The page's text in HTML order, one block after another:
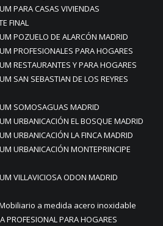
PARA CASAS VIVIENDAS
FINAL
POZUELO DE ALARCÓN MADRID
PROFESIONALES PARA HOGARES
RESTAURANTES Y PARA HOGARES
SAN SEBASTIAN DE LOS REYRES
SOMOSAGUAS MADRID
URBANICACIÓN EL BOSQUE MADRID
URBANICACIÓN LA FINCA MADRID
URBANICACIÓN MONTEPRINCIPE
VILLAVICIOSA ODON MADRID
a medida acero inoxidable
PROFESIONAL PARA HOGARES